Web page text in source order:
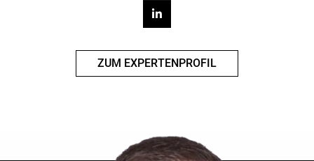
ZUM EXPERTENPROFIL